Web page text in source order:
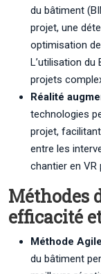
du bâtiment
projet, une
optimisation
L’utilisation
projets
Réalité
technologies
projet,
entre les
chantier en
Méthodes
efficacité
Méthode
du bâtiment